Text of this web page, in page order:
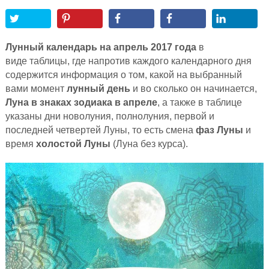
Лунный календарь на апрель 2017 годав
виде таблицы, где напротив каждого календарного дня
содержится информация о том, какой на выбранный
вами момент лунный день и во сколько он начинается,
Луна в знаках зодиака в апреле, а также в таблице
указаны дни новолуния, полнолуния, первой и
последней четвертей Луны, то есть смена фаз Луны и
время холостой Луны (Луна без курса).